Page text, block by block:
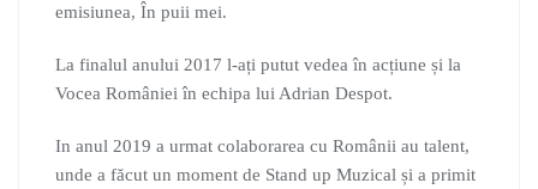
emisiunea, În puii mei.
La finalul anului 2017 l-ați putut vedea în acțiune și la
Vocea României în echipa lui Adrian Despot.
In anul 2019 a urmat colaborarea cu Românii au talent,
unde a făcut un moment de Stand up Muzical și a primit